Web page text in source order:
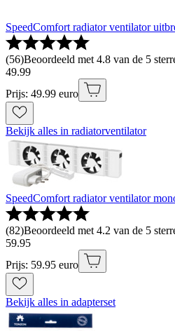
SpeedComfort radiator ventilator
(56)Beoordeeld met 4.8 van de 5
49.99
Prijs: 49.99 euro
Bekijk alles in radiatorventilator
SpeedComfort radiator ventilator
(82)Beoordeeld met 4.2 van de 5
59.95
Prijs: 59.95 euro
Bekijk alles in adapterset